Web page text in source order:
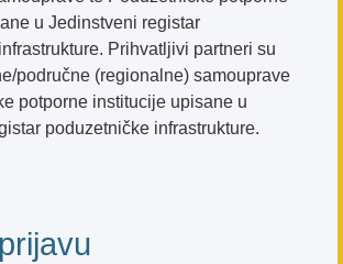
u Jedinstveni registar
Prihvatljivi partneri su
područne (regionalne) samouprave
potporne institucije upisane u
poduzetničke infrastrukture.